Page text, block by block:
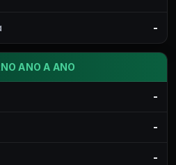
-
ANO A ANO
-
-
-